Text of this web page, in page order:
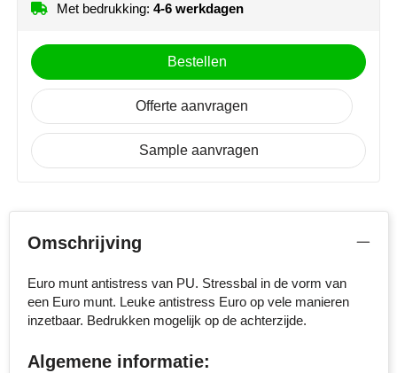
Mepal
MiniMAX
Moleskine
Nilton's
Parker pennen
Met bedrukking: 4-6 werkdagen
Bestellen
Offerte aanvragen
Sample aanvragen
Omschrijving
Euro munt antistress van PU. Stressbal in de vorm van
een Euro munt. Leuke antistress Euro op vele manieren
inzetbaar. Bedrukken mogelijk op de achterzijde.
Algemene informatie: